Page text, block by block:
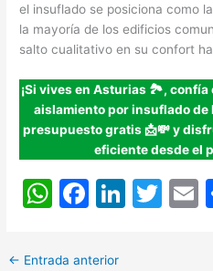
el insuflado se posiciona como
la mayoría de los edificios
salto cualitativo en su confort
¡Si vives en Asturias 🏞️, confía
aislamiento por insuflado de
presupuesto gratis 📩💸 y
eficiente desde el
W
at
F
c
Li T
← Entrada anterior